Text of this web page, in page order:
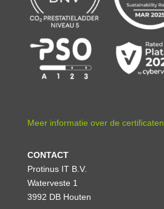
Meer informatie over de certificaten
CONTACT
Protinus IT B.V.
Waterveste 1
3992 DB Houten